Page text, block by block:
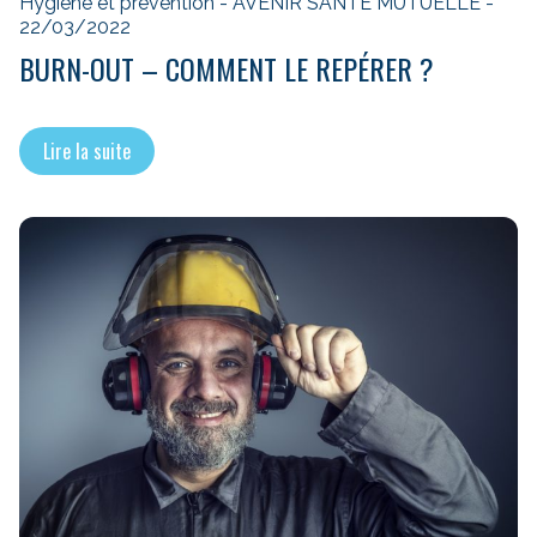
22/03/2022
BURN-OUT – COMMENT LE REPÉRER ?
Lire la suite